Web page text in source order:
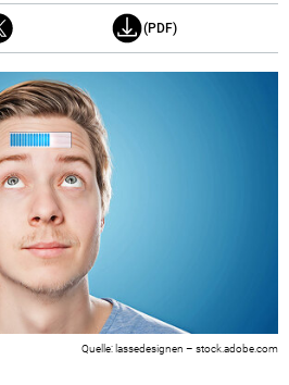
(PDF)
lassedesignen – stock.adobe.com